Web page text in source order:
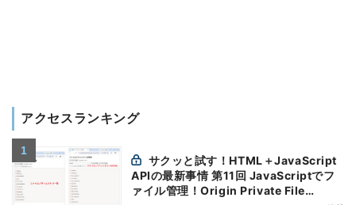
アクセスランキング
APIの最新事情 第11回 JavaScriptでフ
ァイル管理！Origin Private File